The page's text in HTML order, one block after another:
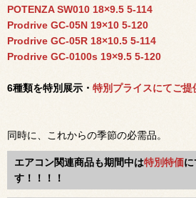
POTENZA SW010 18×9.5 5-114
Prodrive GC-05N 19×10 5-120
Prodrive GC-05R 18×10.5 5-114
Prodrive GC-0100s 19×9.5 5-120
6種類を特別展示・ 特別プライスにてご提
同時に、これからの季節の必需品。
エアコン関連商品も期間中は特別特価
す！！！！